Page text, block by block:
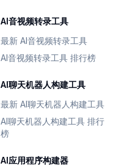
AI音视频转录工具
最新 AI音视频转录工具
AI音视频转录工具 排行榜
AI聊天机器人构建工具
最新 AI聊天机器人构建工具
AI聊天机器人构建工具 排行
榜
AI应用程序构建器